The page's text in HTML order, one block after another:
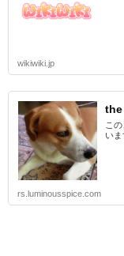
wikiwiki.jp
こ
い
rs.luminousspice.com